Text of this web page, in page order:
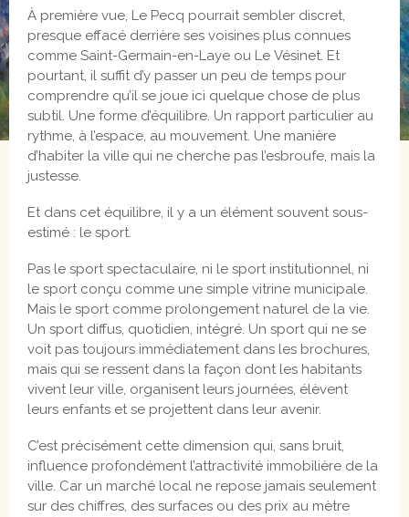
À première vue, Le Pecq pourrait sembler discret,
presque effacé derrière ses voisines plus connues
comme Saint-Germain-en-Laye ou Le Vésinet. Et
pourtant, il suffit d’y passer un peu de temps pour
comprendre qu’il se joue ici quelque chose de plus
subtil. Une forme d’équilibre. Un rapport particulier au
rythme, à l’espace, au mouvement. Une manière
d’habiter la ville qui ne cherche pas l’esbroufe, mais la
justesse.
Et dans cet équilibre, il y a un élément souvent sous-
estimé : le sport.
Pas le sport spectaculaire, ni le sport institutionnel, ni
le sport conçu comme une simple vitrine municipale.
Mais le sport comme prolongement naturel de la vie.
Un sport diffus, quotidien, intégré. Un sport qui ne se
voit pas toujours immédiatement dans les brochures,
mais qui se ressent dans la façon dont les habitants
vivent leur ville, organisent leurs journées, élèvent
leurs enfants et se projettent dans leur avenir.
C’est précisément cette dimension qui, sans bruit,
influence profondément l’attractivité immobilière de la
ville. Car un marché local ne repose jamais seulement
sur des chiffres, des surfaces ou des prix au mètre